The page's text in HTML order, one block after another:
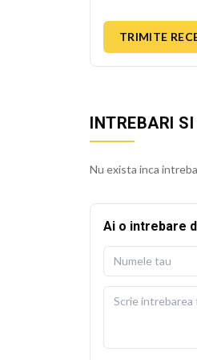
TRIMITE
INTREBARI
Nu exista inca
Ai o intrebare